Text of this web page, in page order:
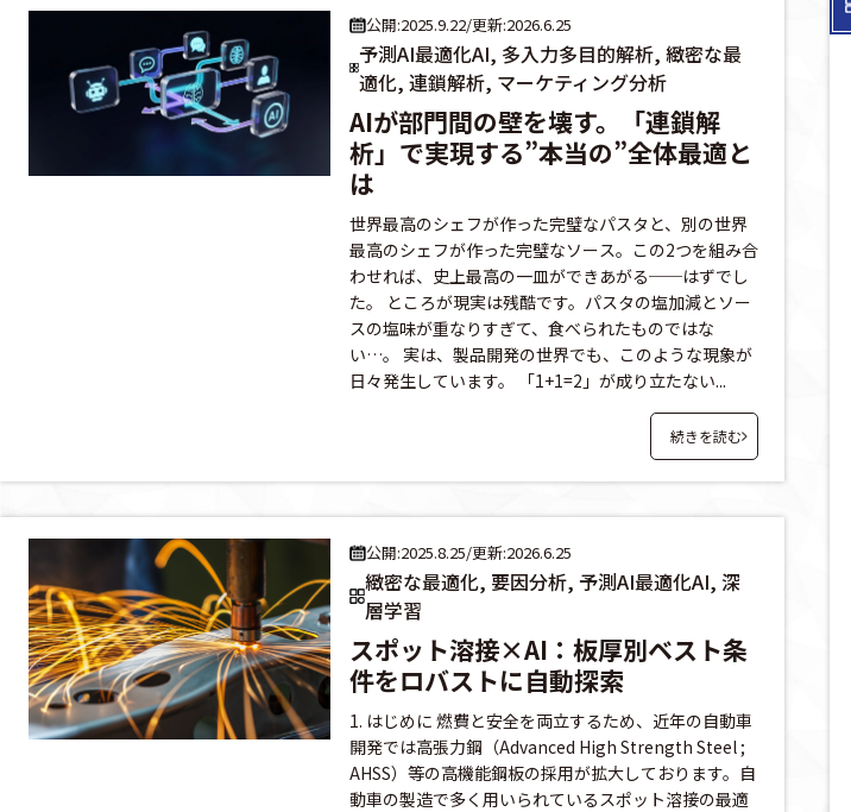
公開:2025.9.22/更新:2026.6.25
予測AI最適化AI, 多入力多目的解析, 緻密な最
適化, 連鎖解析, マーケティング分析
AIが部門間の壁を壊す。「連鎖解
析」で実現する”本当の”全体最適と
は
世界最高のシェフが作った完璧なパスタと、別の世界
最高のシェフが作った完璧なソース。この2つを組み合
わせれば、史上最高の一皿ができあがる──はずでし
た。 ところが現実は残酷です。パスタの塩加減とソー
スの塩味が重なりすぎて、食べられたものではな
い…。 実は、製品開発の世界でも、このような現象が
日々発生しています。 「1+1=2」が成り立たない...
続きを読む
公開:2025.8.25/更新:2026.6.25
緻密な最適化, 要因分析, 予測AI最適化AI, 深
層学習
スポット溶接×AI：板厚別ベスト条
件をロバストに自動探索
1. はじめに 燃費と安全を両立するため、近年の自動車
開発では高張力鋼（Advanced High Strength Steel ;
AHSS）等の高機能鋼板の採用が拡大しております。自
動車の製造で多く用いられているスポット溶接の最適